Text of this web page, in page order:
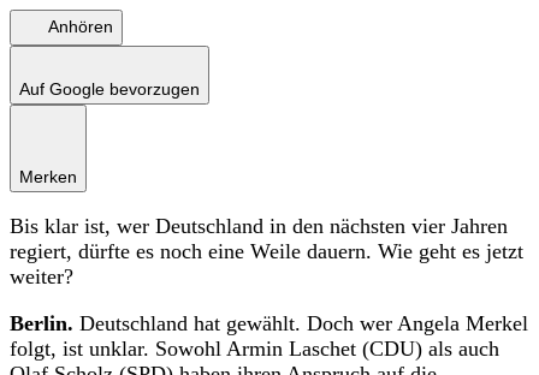
Anhören
Auf Google bevorzugen
Merken
Bis klar ist, wer Deutschland in den nächsten vier Jahren
regiert, dürfte es noch eine Weile dauern. Wie geht es jetzt
weiter?
Berlin. Deutschland hat gewählt. Doch wer Angela Merkel
folgt, ist unklar. Sowohl Armin Laschet (CDU) als auch